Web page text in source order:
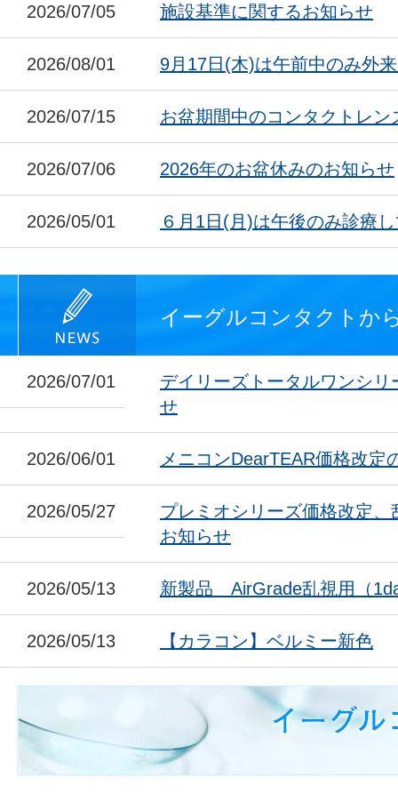
2026/07/05 施設基準に関するお知らせ
2026/08/01 9月17日(木)は午前中のみ外
2026/07/15 お盆期間中のコンタクトレン
2026/07/06 2026年のお盆休みのお知らせ
2026/05/01 ６月1日(月)は午後のみ診療
イーグルコンタクトか
2026/07/01
デイリーズトータルワンシ
せ
2026/06/01 メニコンDearTEAR価格改定
2026/05/27
プレミオシリーズ価格改定
お知らせ
2026/05/13 新製品 AirGrade乱視用（
2026/05/13 【カラコン】ベルミー新色